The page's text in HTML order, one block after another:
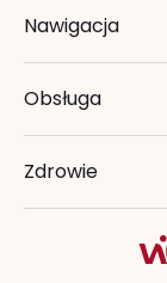
Nawigacja
Obsługa
Zdrowie